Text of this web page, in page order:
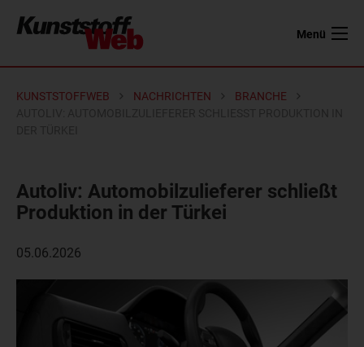
Menü
KUNSTSTOFFWEB NACHRICHTEN
BRANCHE
Autoliv: Automobilzulieferer schließt
Produktion in der Türkei
05.06.2026